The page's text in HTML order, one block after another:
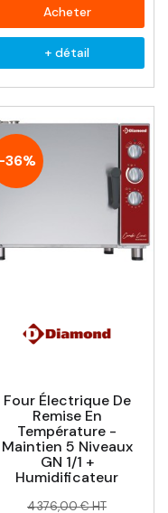
Acheter
+ détail
36%
Four Électrique De
Remise En
Température -
Maintien 5 Niveaux
GN 1/1 +
Humidificateur
Prix
Prix
4 376,00 € HT